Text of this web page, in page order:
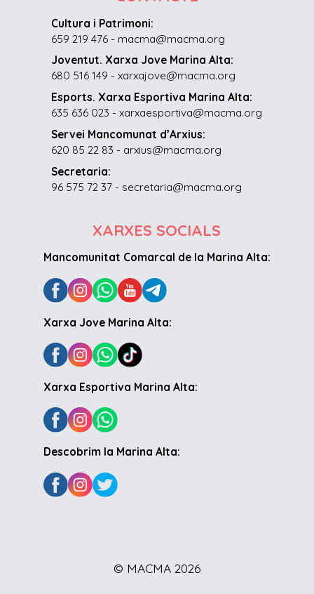
Cultura i Patrimoni:
659 219 476 - macma@macma.org
Joventut. Xarxa Jove Marina Alta:
680 516 149 - xarxajove@macma.org
Esports. Xarxa Esportiva Marina Alta:
635 636 023 - xarxaesportiva@macma.org
Servei Mancomunat d’Arxius:
620 85 22 83 - arxius@macma.org
Secretaria:
96 575 72 37 - secretaria@macma.org
XARXES SOCIALS
Mancomunitat Comarcal de la Marina Alta:
Xarxa Jove Marina Alta:
Xarxa Esportiva Marina Alta:
Descobrim la Marina Alta:
© MACMA 2026